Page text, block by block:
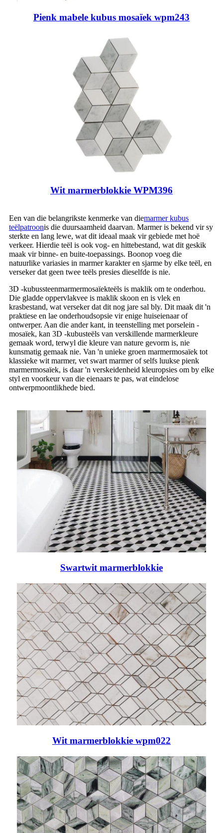
Pienk mabele kubus mosaïek wpm243
Wit marmerblokkie WPM396
Een van die belangrikste kenmerke van diemarmer kubus
teëlpatroonis die duursaamheid daarvan. Marmer is bekend vir sy
sterkte en lang lewe, wat dit ideaal maak vir gebiede met hoë
verkeer. Hierdie teël is ook vog- en hittebestand, wat dit geskik
maak vir binne- en buite-toepassings. Boonop voeg die
natuurlike variasies in marmer karakter en sjarme by elke teël, en
verseker dat geen twee teëls presies dieselfde is nie.
3D -kubussteenmarmermosaïekteëls is maklik om te onderhou.
Die gladde oppervlakvee is maklik skoon en is vlek en
krasbestand, wat verseker dat dit nog jare sal bly. Dit maak dit 'n
praktiese en lae onderhoudsopsie vir enige huiseienaar of
ontwerper. Aan die ander kant, in teenstelling met porselein -
mosaïek, kan 3D -kubusteëls van verskillende marmerkleure
gemaak word, terwyl die kleure van nature gevorm is, nie
kunsmatig gemaak nie. Van 'n unieke groen marmermosaïek tot
klassieke wit marmer, vet swart marmer of selfs luukse pienk
marmermosaïek, is daar 'n verskeidenheid kleuropsies om by elke
styl en voorkeur van die eienaars te pas, wat eindelose
ontwerpmoontlikhede bied.
Swartwit marmerblokkie
Wit marmerblokkie wpm022